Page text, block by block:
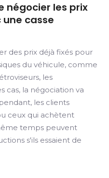
négocier les prix
casse
des prix déjà fixés pour
du véhicule, comme
les
cas, la négociation va
les clients
ceux qui achètent
temps peuvent
s'ils essaient de